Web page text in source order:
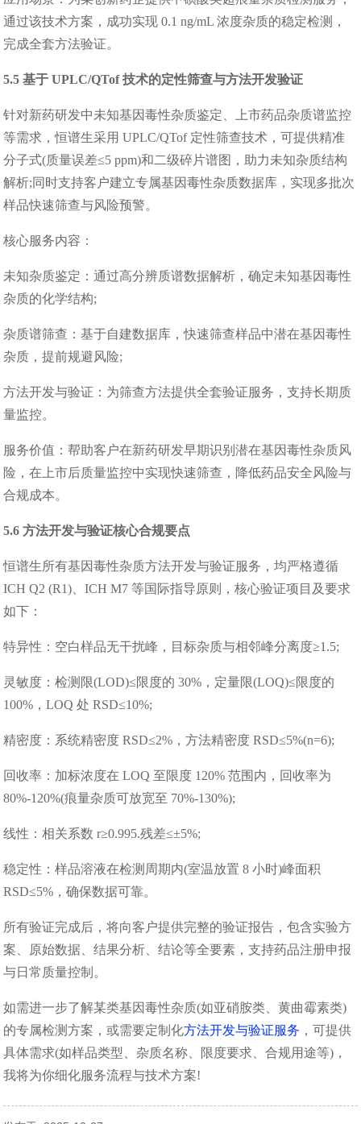
通过该技术方案，成功实现 0.1 ng/mL 浓度杂质的稳定检测，
完成全套方法验证。
5.5 基于 UPLC/QTof 技术的定性筛查与方法开发验证
针对新药研发中未知基因毒性杂质鉴定、上市药品杂质谱监控
等需求，恒谱生采用 UPLC/QTof 定性筛查技术，可提供精准
分子式(质量误差≤5 ppm)和二级碎片谱图，助力未知杂质结构
解析;同时支持客户建立专属基因毒性杂质数据库，实现多批次
样品快速筛查与风险预警。
核心服务内容：
未知杂质鉴定：通过高分辨质谱数据解析，确定未知基因毒性
杂质的化学结构;
杂质谱筛查：基于自建数据库，快速筛查样品中潜在基因毒性
杂质，提前规避风险;
方法开发与验证：为筛查方法提供全套验证服务，支持长期质
量监控。
服务价值：帮助客户在新药研发早期识别潜在基因毒性杂质风
险，在上市后质量监控中实现快速筛查，降低药品安全风险与
合规成本。
5.6 方法开发与验证核心合规要点
恒谱生所有基因毒性杂质方法开发与验证服务，均严格遵循
ICH Q2 (R1)、ICH M7 等国际指导原则，核心验证项目及要求
如下：
特异性：空白样品无干扰峰，目标杂质与相邻峰分离度≥1.5;
灵敏度：检测限(LOD)≤限度的 30%，定量限(LOQ)≤限度的
100%，LOQ 处 RSD≤10%;
精密度：系统精密度 RSD≤2%，方法精密度 RSD≤5%(n=6);
回收率：加标浓度在 LOQ 至限度 120% 范围内，回收率为
80%-120%(痕量杂质可放宽至 70%-130%);
线性：相关系数 r≥0.995.残差≤±5%;
稳定性：样品溶液在检测周期内(室温放置 8 小时)峰面积
RSD≤5%，确保数据可靠。
所有验证完成后，将向客户提供完整的验证报告，包含实验方
案、原始数据、结果分析、结论等全要素，支持药品注册申报
与日常质量控制。
如需进一步了解某类基因毒性杂质(如亚硝胺类、黄曲霉素类)
的专属检测方案，或需要定制化方法开发与验证服务 ，可提供
具体需求(如样品类型、杂质名称、限度要求、合规用途等)，
我将为你细化服务流程与技术方案!